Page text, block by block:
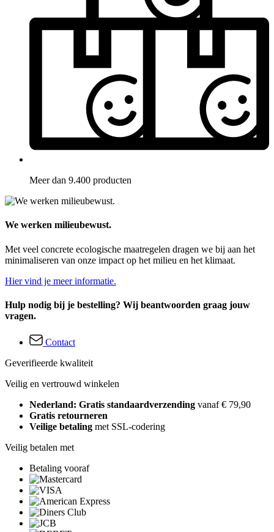
Meer dan 9.400 producten
We werken milieubewust.
Met veel concrete ecologische maatregelen dragen we bij aan het
minimaliseren van onze impact op het milieu en het klimaat.
Hier vind je meer informatie.
Hulp nodig bij je bestelling? Wij beantwoorden graag jouw
vragen.
Contact
Geverifieerde kwaliteit
Veilig en vertrouwd winkelen
Nederland: Gratis standaardverzending vanaf € 79,90
Gratis retourneren
Veilige betaling met SSL-codering
Veilig betalen met
Betaling vooraf